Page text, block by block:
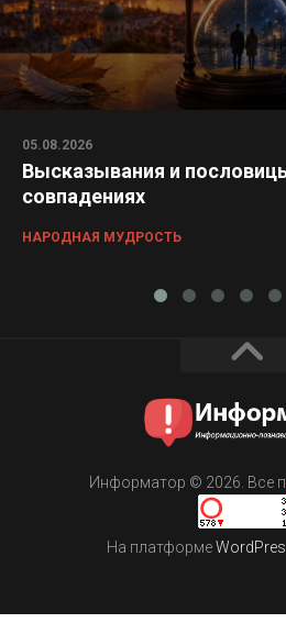
05.08.2026
Высказывания и
совпадениях
НАРОДНАЯ МУДРОСТЬ
Информатор © 2026. Все
На платформе